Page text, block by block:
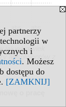
partnerzy
w
i
. Możesz
dostępu do
[ZAMKNIJ]
abs.
22
23
jakiejkolwiek
absolwentów z